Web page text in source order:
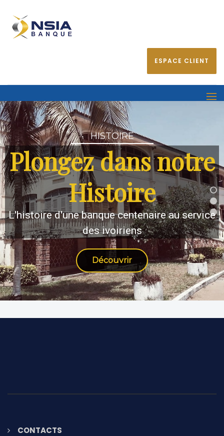
ESPACE CLIENT
HISTOIRE
Plongez dans notre
Histoire
L'histoire d'une banque centenaire au service
des ivoiriens
Découvrir
CONTACTS